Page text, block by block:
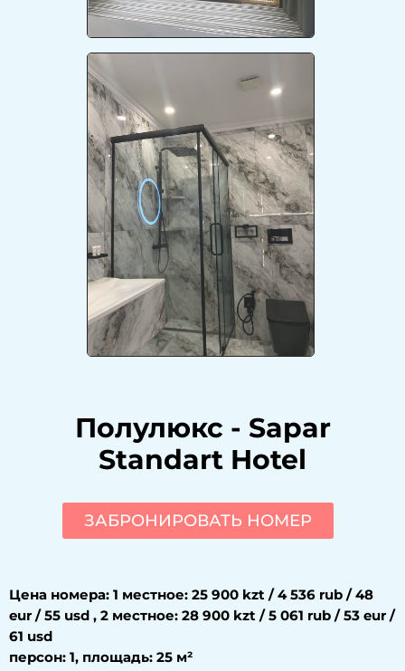
Полулюкс - Sapar
Standart Hotel
ЗАБРОНИРОВАТЬ НОМЕР
Цена номера: 1 местное: 25 900 kzt / 4 536 rub / 48
eur / 55 usd , 2 местное: 28 900 kzt / 5 061 rub / 53 eur /
61 usd
персон: 1, площадь: 25 м²